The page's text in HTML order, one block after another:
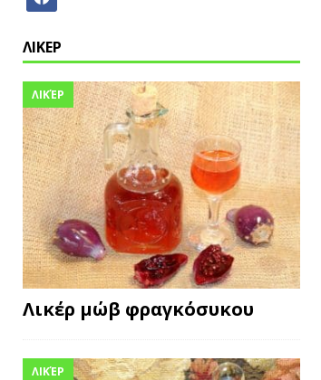
ΛΙΚΕΡ
ΛΙΚΈΡ
Λικέρ μώβ φραγκόσυκου
ΛΙΚΈΡ